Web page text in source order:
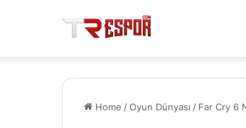
Home /Oyun Dünyası / Far Cry 6